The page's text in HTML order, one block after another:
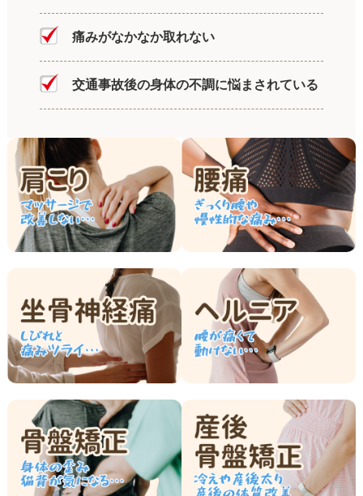
痛みがなかなか取れない
交通事故後の身体の不調に悩まされている